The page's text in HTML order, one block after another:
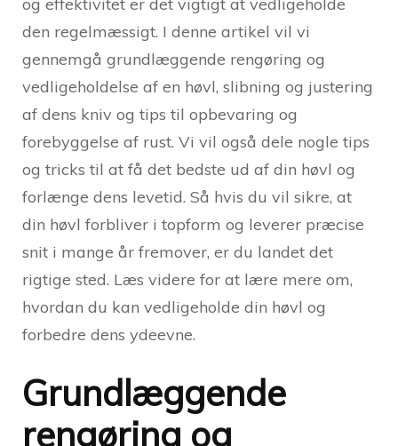
den regelmæssigt. I denne artikel vil vi
gennemgå grundlæggende rengøring og
vedligeholdelse af en høvl, slibning og justering
af dens kniv og tips til opbevaring og
forebyggelse af rust. Vi vil også dele nogle tips
og tricks til at få det bedste ud af din høvl og
forlænge dens levetid. Så hvis du vil sikre, at
din høvl forbliver i topform og leverer præcise
snit i mange år fremover, er du landet det
rigtige sted. Læs videre for at lære mere om,
hvordan du kan vedligeholde din høvl og
forbedre dens ydeevne.
Grundlæggende
rengøring og